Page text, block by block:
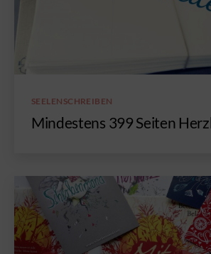
Kategorien
SEELENSCHREIBEN
Mindestens 399 Seiten